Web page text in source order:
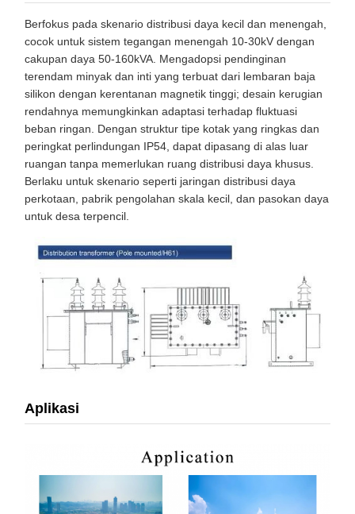
Berfokus pada skenario distribusi daya kecil dan menengah,
cocok untuk sistem tegangan menengah 10-30kV dengan
cakupan daya 50-160kVA. Mengadopsi pendinginan
terendam minyak dan inti yang terbuat dari lembaran baja
silikon dengan kerentanan magnetik tinggi; desain kerugian
rendahnya memungkinkan adaptasi terhadap fluktuasi
beban ringan. Dengan struktur tipe kotak yang ringkas dan
peringkat perlindungan IP54, dapat dipasang di alas luar
ruangan tanpa memerlukan ruang distribusi daya khusus.
Berlaku untuk skenario seperti jaringan distribusi daya
perkotaan, pabrik pengolahan skala kecil, dan pasokan daya
untuk desa terpencil.
Aplikasi